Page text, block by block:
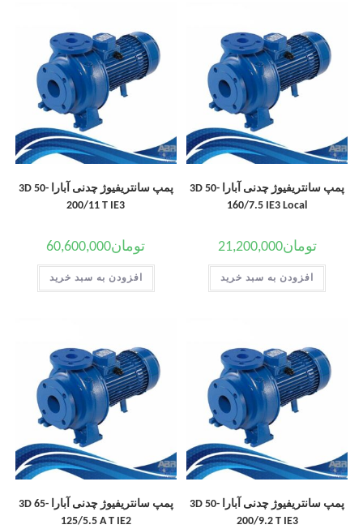
پمپ سانتریفیوژ چدنی آبارا 3D 50-
160/7.5 IE3 Local
تومان21,200,000
افزودن به سبد خرید
پمپ سانتریفیوژ چدنی آبارا 3D 50-
200/11 T IE3
تومان60,600,000
افزودن به سبد خرید
پمپ سانتریفیوژ چدنی آبارا 3D 50-
200/9.2 T IE3
پمپ سانتریفیوژ چدنی آبارا 3D 65-
125/5.5 A T IE2